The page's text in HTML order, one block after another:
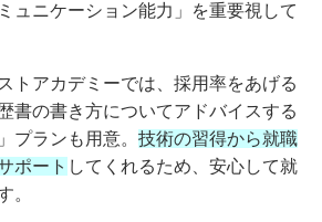
ュニケーション能力」を重要視して
トアカデミーでは、採用率をあげる
書の書き方についてアドバイスする
プランも用意。 技術の習得から就職
ポート してくれるため、安心して就
。